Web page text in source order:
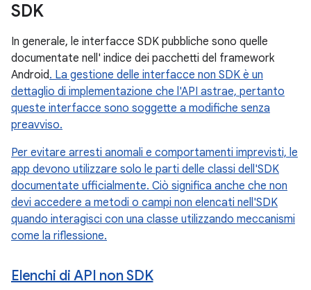
SDK
In generale, le interfacce SDK pubbliche sono quelle
documentate nell' indice dei pacchetti del framework
Android. La gestione delle interfacce non SDK è un
dettaglio di implementazione che l'API astrae, pertanto
queste interfacce sono soggette a modifiche senza
preavviso.
Per evitare arresti anomali e comportamenti imprevisti, le
app devono utilizzare solo le parti delle classi dell'SDK
documentate ufficialmente. Ciò significa anche che non
devi accedere a metodi o campi non elencati nell'SDK
quando interagisci con una classe utilizzando meccanismi
come la riflessione.
Elenchi di API non SDK